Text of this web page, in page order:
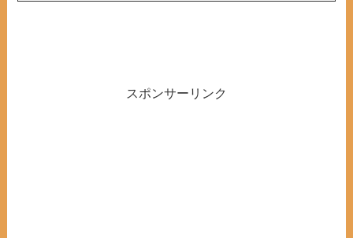
スポンサーリンク